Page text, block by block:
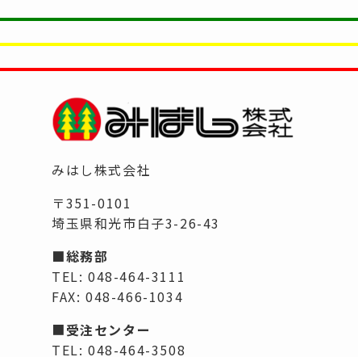
みはし株式会社
〒351-0101
埼玉県和光市白子3-26-43
■総務部
TEL: 048-464-3111
FAX: 048-466-1034
■受注センター
TEL: 048-464-3508